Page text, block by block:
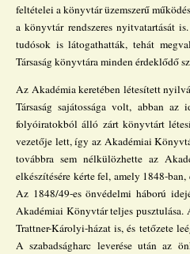
feltételei a könyvtár üzemszerű
a könyvtár rendszeres nyitvatartását
tudósok is látogathatták, tehát
Társaság könyvtára minden érdeklődő
Az Akadémia keretében létesített
Társaság sajátossága volt, abban
folyóiratokból álló zárt könyvtárt
vezetője lett, így az Akadémiai
továbbra sem nélkülözhette az
elkészítésére kérte fel, amely 1848-
Az 1848/49-es önvédelmi háború
Akadémiai Könyvtár teljes pusztulása.
Trattner-Károlyi-házat is, és tetőzete
A szabadságharc leverése után az